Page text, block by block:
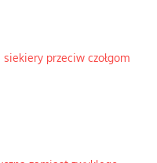
siekiery przeciw czołgom